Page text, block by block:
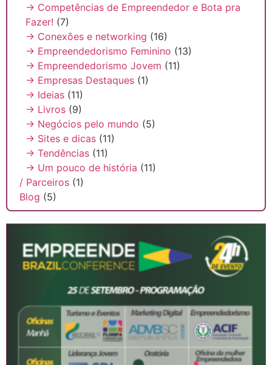
→ Competências de Empreendedor e Bota pra
Fazer! (7)
→ Conexões e networking (16)
→ Empreendedorismo Feminino (13)
→ Empreendedorismo Jovem (11)
→ Empresas Destaques (1)
→ Ideias (11)
→ Livros (9)
→ Negócios pelo mundo (5)
→ Sites e dicas (11)
→ Tendências (11)
→ Um pouco de história (11)
/ Parceiros (1)
Blog (5)